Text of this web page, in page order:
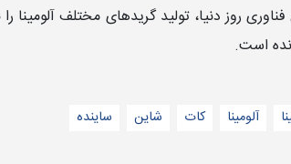
روز دنیا، تولید گریدهای مختلف آلومینا
است.
آلومینا کات شاین ساینده